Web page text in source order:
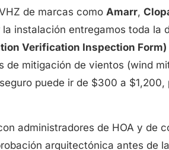
de marcas como Amarr,
la instalación entregamos toda
Verification Inspection Form)
de mitigación de vientos (wind
puede ir de $300 a
administradores de HOA y de
arquitectónica antes de